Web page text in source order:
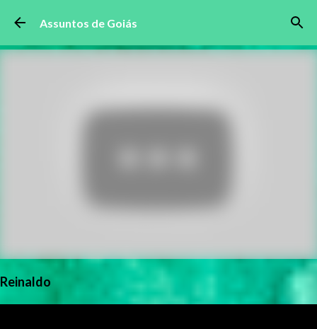
Pular para o conteúdo principal
Assuntos de Goiás
Reinaldo